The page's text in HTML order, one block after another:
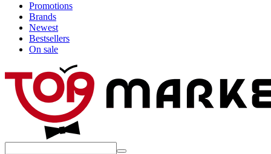
Promotions
Brands
Newest
Bestsellers
On sale